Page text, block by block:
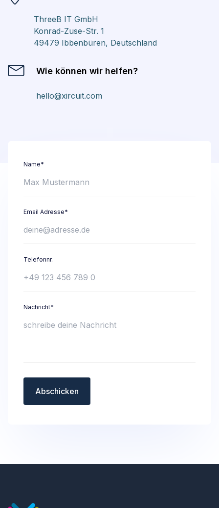
ThreeB IT GmbH
Konrad-Zuse-Str. 1
49479 Ibbenbüren, Deutschland
Wie können wir helfen?
hello@xircuit.com
Name*
Email Adresse*
Telefonnr.
Nachricht*
Abschicken